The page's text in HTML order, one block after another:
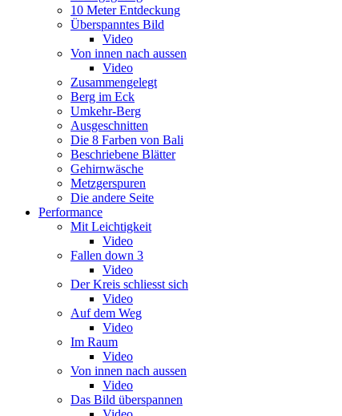
10 Meter Entdeckung
Überspanntes Bild
Video
Von innen nach aussen
Video
Zusammengelegt
Berg im Eck
Umkehr-Berg
Ausgeschnitten
Die 8 Farben von Bali
Beschriebene Blätter
Gehirnwäsche
Metzgerspuren
Die andere Seite
Performance
Mit Leichtigkeit
Video
Fallen down 3
Video
Der Kreis schliesst sich
Video
Auf dem Weg
Video
Im Raum
Video
Von innen nach aussen
Video
Das Bild überspannen